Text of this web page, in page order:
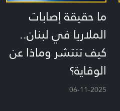
ما حقيقة إصابات
الملاريا في لبنان..
كيف تنتشر وماذا عن
الوقاية؟
06-11-2025